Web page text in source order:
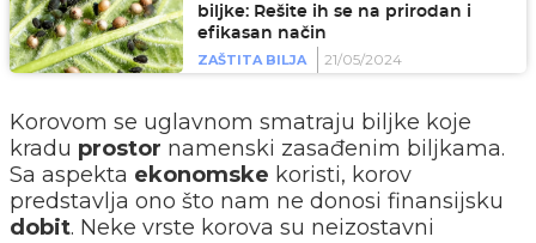
biljke: Rešite ih se na prirodan i
efikasan način
ZAŠTITA BILJA
21/05/2024
Korovom se uglavnom smatraju biljke koje
kradu prostor namenski zasađenim biljkama.
Sa aspekta ekonomske koristi, korov
predstavlja ono što nam ne donosi finansijsku
dobit. Neke vrste korova su neizostavni